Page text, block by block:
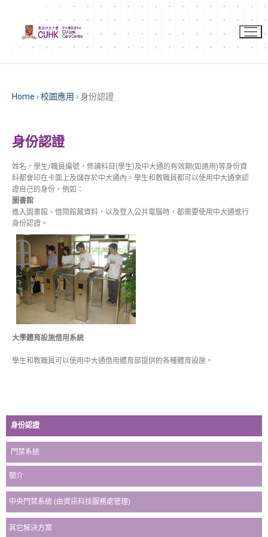
Home ›校園應用 › 身份認證
身份認證
姓名，學生/職員編號，修讀科目(學生)及中大通的有效期(如適用)等身份資
料都會印在卡面上及儲存於中大通內。學生和教職員都可以使用中大通來認
證自己的身份，例如：
圖書館
進入圖書館、借閱館藏資料，以及登入公共電腦時，都需要使用中大通進行
身份認證。
大學體育設施借用系統
學生和教職員可以使用中大通借用體育部提供的各種體育設施。
身份認證
門禁系統
簡介
中央門禁系統 (由資訊科技服務處管理)
其它解決方案